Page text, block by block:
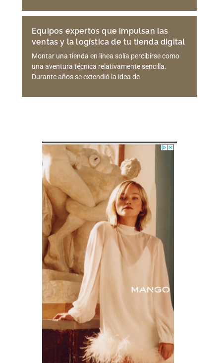
Equipos expertos que impulsan las
ventas y la logística de tu tienda digital
Montar una tienda en línea solía percibirse como
una aventura técnica relativamente sencilla.
Durante años se extendió la idea de